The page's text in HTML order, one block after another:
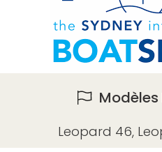
Modèles
Leopard 46,